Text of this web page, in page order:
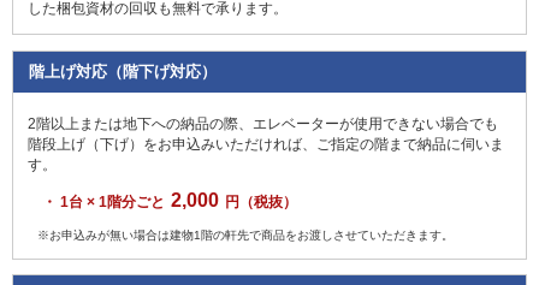
した梱包資材の回収も無料で承ります。
階上げ対応（階下げ対応）
2階以上または地下への納品の際、エレベーターが使用できない場合でも
階段上げ（下げ）をお申込みいただければ、ご指定の階まで納品に伺いま
す。
・ 1台 × 1階分ごと 2,000 円（税抜）
※お申込みが無い場合は建物1階の軒先で商品をお渡しさせていただきます。